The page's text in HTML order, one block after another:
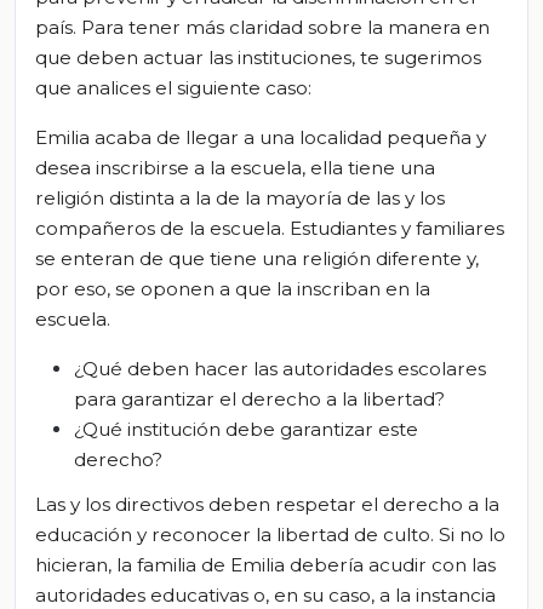
país. Para tener más claridad sobre la manera en
que deben actuar las instituciones, te sugerimos
que analices el siguiente caso:
Emilia acaba de llegar a una localidad pequeña y
desea inscribirse a la escuela, ella tiene una
religión distinta a la de la mayoría de las y los
compañeros de la escuela. Estudiantes y familiares
se enteran de que tiene una religión diferente y,
por eso, se oponen a que la inscriban en la
escuela.
¿Qué deben hacer las autoridades escolares
para garantizar el derecho a la libertad?
¿Qué institución debe garantizar este
derecho?
Las y los directivos deben respetar el derecho a la
educación y reconocer la libertad de culto. Si no lo
hicieran, la familia de Emilia debería acudir con las
autoridades educativas o, en su caso, a la instancia